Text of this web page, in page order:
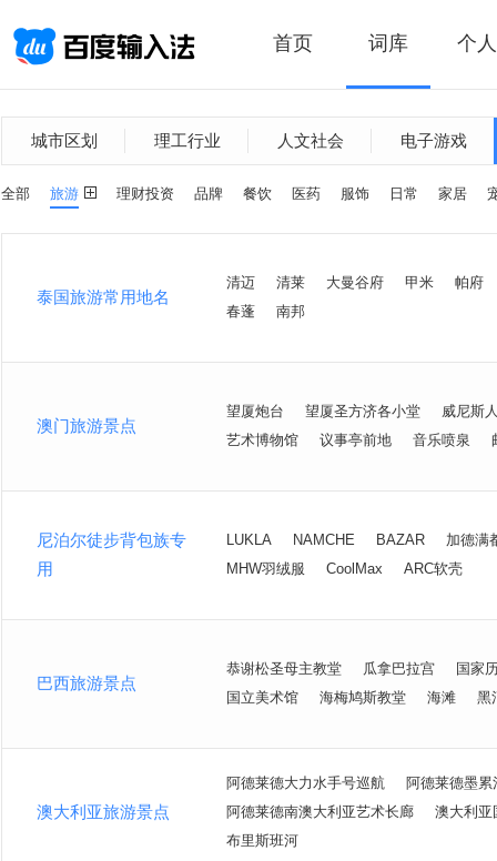
首页 词库 个
城市区划 理工行业 人文社会 电子游戏
全部 旅游 理财投资 品牌 餐饮 医药 服饰 日常 家居
泰国旅游常用地名
清迈 清莱 大曼谷府 甲米
帕府
春蓬
南邦
澳门旅游景点
望厦炮台 望厦圣方济各小堂
威尼斯
艺术博物馆
议事亭前地 音乐喷泉
尼泊尔徒步背包族专
用
LUKLA NAMCHE BAZAR
加德满
MHW羽绒服
CoolMax ARC软壳
巴西旅游景点
恭谢松圣母主教堂 瓜拿巴拉宫
国家
国立美术馆
海梅鸠斯教堂 海滩 黑
澳大利亚旅游景点
阿德莱德大力水手号巡航
阿德莱德墨累
阿德莱德南澳大利亚艺术长廊
澳大利亚
布里斯班河